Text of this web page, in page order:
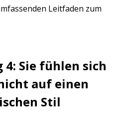
Leitfaden zum
Sie fühlen sich
auf einen
Stil